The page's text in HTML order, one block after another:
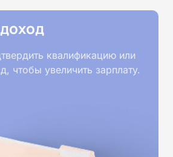
хранения и транспортировки
и антисептику, а также
проходит без
без видеолекций и без
проводится
курса слушатели
квалификацию или
чтобы увеличить зарплату.